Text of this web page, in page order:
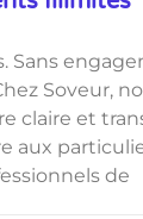
Sans
Soveur,
claire et
aux
de